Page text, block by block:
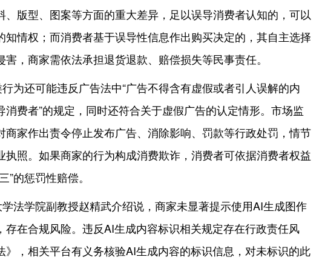
、版型、图案等方面的重大差异，足以误导消费者认知的，可以
知情权；而消费者基于误导性信息作出购买决定的，其自主选择
，商家需依法承担退货退款、赔偿损失等民事责任。
为还可能违反广告法中“广告不得含有虚假或者引人误解的内
消费者”的规定，同时还符合关于虚假广告的认定情形。市场监
商家作出责令停止发布广告、消除影响、罚款等行政处罚，情节
执照。如果商家的行为构成消费欺诈，消费者可依据消费者权益
”的惩罚性赔偿。
法学院副教授赵精武介绍说，商家未显著提示使用AI生成图作
存在合规风险。违反AI生成内容标识相关规定存在行政责任风
》，相关平台有义务核验AI生成内容的标识信息，对未标识的此